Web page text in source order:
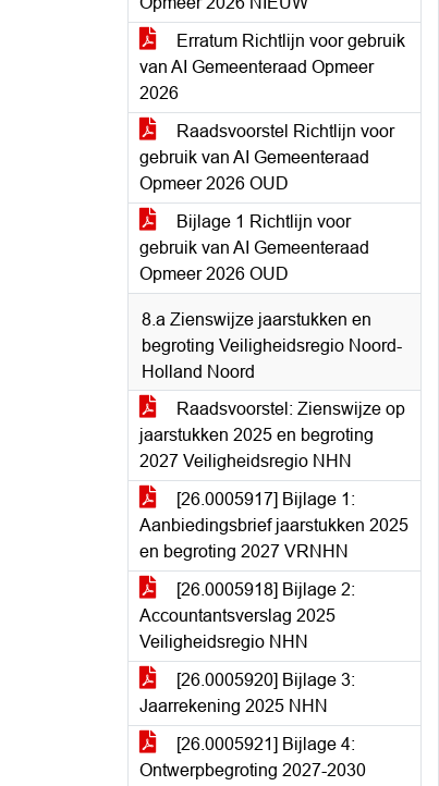
Erratum Richtlijn voor gebruik
van AI Gemeenteraad Opmeer
2026
Raadsvoorstel Richtlijn voor
gebruik van AI Gemeenteraad
Opmeer 2026 OUD
Bijlage 1 Richtlijn voor
gebruik van AI Gemeenteraad
Opmeer 2026 OUD
8.a Zienswijze jaarstukken en
begroting Veiligheidsregio Noord-
Holland Noord
Raadsvoorstel: Zienswijze op
jaarstukken 2025 en begroting
2027 Veiligheidsregio NHN
[26.0005917] Bijlage 1:
Aanbiedingsbrief jaarstukken 2025
en begroting 2027 VRNHN
[26.0005918] Bijlage 2:
Accountantsverslag 2025
Veiligheidsregio NHN
[26.0005920] Bijlage 3:
Jaarrekening 2025 NHN
[26.0005921] Bijlage 4:
Ontwerpbegroting 2027-2030